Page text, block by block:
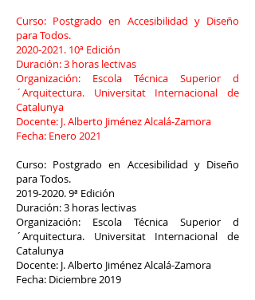
Curso: Postgrado en Accesibilidad y Diseño
para Todos.
2020-2021. 10ª Edición
Duración: 3 horas lectivas
Organización: Escola Técnica Superior d
´Arquitectura. Universitat Internacional de
Catalunya
Docente: J. Alberto Jiménez Alcalá-Zamora
Fecha: Enero 2021
Curso: Postgrado en Accesibilidad y Diseño
para Todos.
2019-2020. 9ª Edición
Duración: 3 horas lectivas
Organización: Escola Técnica Superior d
´Arquitectura. Universitat Internacional de
Catalunya
Docente: J. Alberto Jiménez Alcalá-Zamora
Fecha: Diciembre 2019